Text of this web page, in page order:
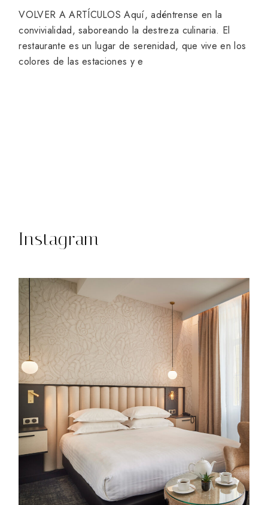
VOLVER A ARTÍCULOS Aquí, adéntrense en la
convivialidad, saboreando la destreza culinaria. El
restaurante es un lugar de serenidad, que vive en los
colores de las estaciones y e
Instagram